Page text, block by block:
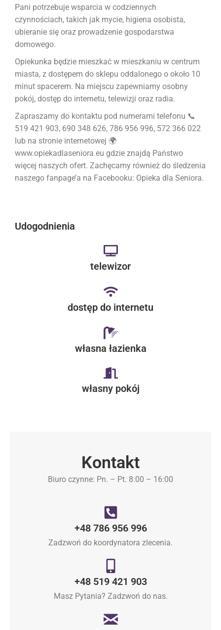
Pani potrzebuje wsparcia w codziennych
czynnościach, takich jak mycie, higiena osobista,
ubieranie się oraz prowadzenie gospodarstwa
domowego.
Opiekunka będzie mieszkać w mieszkaniu w centrum
miasta, z dostępem do sklepu oddalonego o około 10
minut spacerem. Na miejscu zapewniamy osobny
pokój, dostęp do internetu, telewizji oraz radia.
Zapraszamy do kontaktu pod numerami telefonu 📞
519 421 903, 690 348 626, 786 956 996, 572 366 022
lub na stronie internetowej 🌍
www.opiekadlaseniora.eu gdzie znajdą Państwo
więcej naszych ofert. Zachęcamy również do śledzenia
naszego fanpage’a na Facebooku: Opieka dla Seniora.
Udogodnienia
telewizor
dostęp do internetu
własna łazienka
własny pokój
Kontakt
Biuro czynne: Pn. – Pt. 8:00 – 16:00
+48 786 956 996
Zadzwoń do koordynatora zlecenia.
+48 519 421 903
Masz Pytania? Zadzwoń do nas.